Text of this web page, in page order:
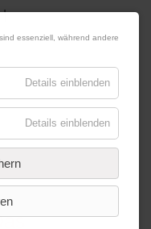
|Datenschutz
essenziell, während andere
Details einblenden
Details einblenden